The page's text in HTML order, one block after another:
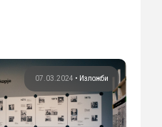
07.03.2024 • Изложби